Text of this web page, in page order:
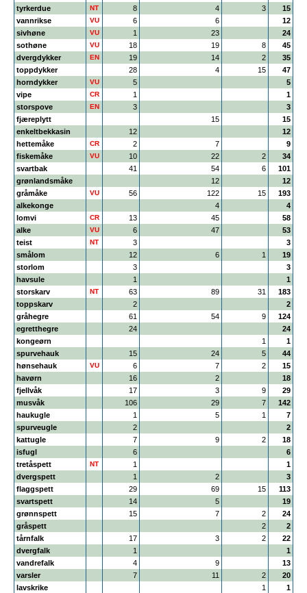
tyrkerdue
NT 8 4 3
15
vannrikse
VU 6 6
12
sivhøne
VU 1 23
24
sothøne
VU 18 19 8
45
dvergdykker
EN 19 14 2
35
toppdykker
28 4 15
47
horndykker
VU 5
5
vipe
CR 1
1
storspove
EN 3
3
fjæreplytt
15
15
enkeltbekkasin
12
12
hettemåke
CR 2 7
9
fiskemåke
VU 10 22 2
34
svartbak
41 54 6
101
grønlandsmåke
12
12
gråmåke
VU 56 122 15
193
alkekonge
4
4
lomvi
CR 13 45
58
alke
VU 6 47
53
teist
NT 3
3
smålom
12 6 1
19
storlom
3
3
havsule
1
1
storskarv
NT 63 89 31
183
toppskarv
2
2
gråhegre
61 54 9
124
egretthegre
24
24
kongeørn
1
1
spurvehauk
15 24 5
44
hønsehauk
VU 6 7 2
15
havørn
16 2
18
fjellvåk
17 3 9
29
musvåk
106 29 7
142
haukugle
1 5 1
7
spurveugle
2
2
kattugle
7 9 2
18
isfugl
6
6
tretåspett
NT 1
1
dvergspett
1 2
3
flaggspett
29 69 15
113
svartspett
14 5
19
grønnspett
15 7 2
24
gråspett
2
2
tårnfalk
17 3 2
22
dvergfalk
1
1
vandrefalk
4 9
13
varsler
7 11 2
20
lavskrike
1
1